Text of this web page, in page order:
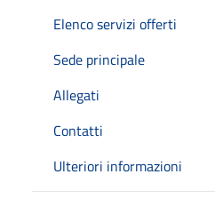
Elenco servizi offerti
Sede principale
Allegati
Contatti
Ulteriori informazioni